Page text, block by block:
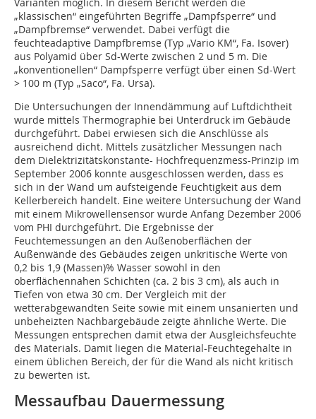
Varianten möglich. In diesem Bericht werden die
„klassischen“ eingeführten Begriffe „Dampfsperre“ und
„Dampfbremse“ verwendet. Dabei verfügt die
feuchteadaptive Dampfbremse (Typ „Vario KM“, Fa. Isover)
aus Polyamid über Sd-Werte zwischen 2 und 5 m. Die
„konventionellen“ Dampfsperre verfügt über einen Sd-Wert
> 100 m (Typ „Saco“, Fa. Ursa).
Die Untersuchungen der Innendämmung auf Luftdichtheit
wurde mittels Thermographie bei Unterdruck im Gebäude
durchgeführt. Dabei erwiesen sich die Anschlüsse als
ausreichend dicht. Mittels zusätzlicher Messungen nach
dem Dielektrizitätskonstante- Hochfrequenzmess-Prinzip im
September 2006 konnte ausgeschlossen werden, dass es
sich in der Wand um aufsteigende Feuchtigkeit aus dem
Kellerbereich handelt. Eine weitere Untersuchung der Wand
mit einem Mikrowellensensor wurde Anfang Dezember 2006
vom PHI durchgeführt. Die Ergebnisse der
Feuchtemessungen an den Außenoberflächen der
Außenwände des Gebäudes zeigen unkritische Werte von
0,2 bis 1,9 (Massen)% Wasser sowohl in den
oberflächennahen Schichten (ca. 2 bis 3 cm), als auch in
Tiefen von etwa 30 cm. Der Vergleich mit der
wetterabgewandten Seite sowie mit einem unsanierten und
unbeheizten Nachbargebäude zeigte ähnliche Werte. Die
Messungen entsprechen damit etwa der Ausgleichsfeuchte
des Materials. Damit liegen die Material-Feuchtegehalte in
einem üblichen Bereich, der für die Wand als nicht kritisch
zu bewerten ist.
Messaufbau Dauermessung